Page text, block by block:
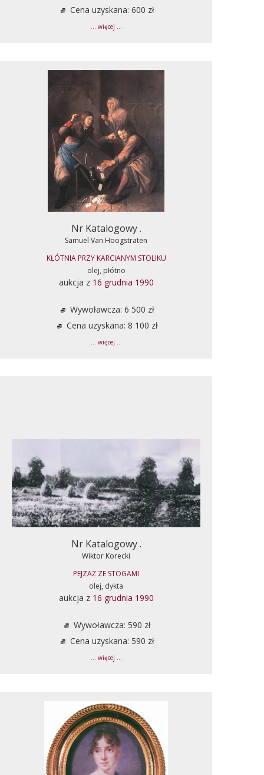
Cena uzyskana: 600 zł
... więcej ...
Nr Katalogowy .
Samuel Van Hoogstraten
KŁÓTNIA PRZY KARCIANYM STOLIKU
olej, płótno
aukcja z 16 grudnia 1990
Wywoławcza: 6 500 zł
Cena uzyskana: 8 100 zł
... więcej ...
Nr Katalogowy .
Wiktor Korecki
PEJZAŻ ZE STOGAMI
olej, dykta
aukcja z 16 grudnia 1990
Wywoławcza: 590 zł
Cena uzyskana: 590 zł
... więcej ...